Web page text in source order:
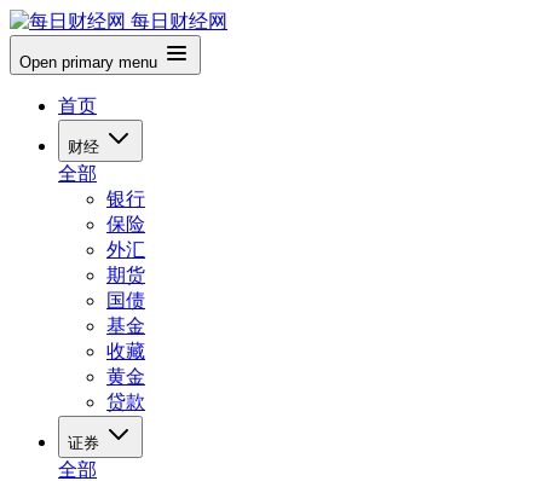
每日财经网
Open primary menu
首页
财经
全部
银行
保险
外汇
期货
国债
基金
收藏
黄金
贷款
证券
全部